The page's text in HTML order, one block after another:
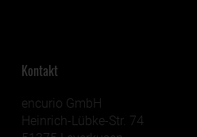
Kontakt
encurio GmbH
Heinrich-Lübke-Str. 74